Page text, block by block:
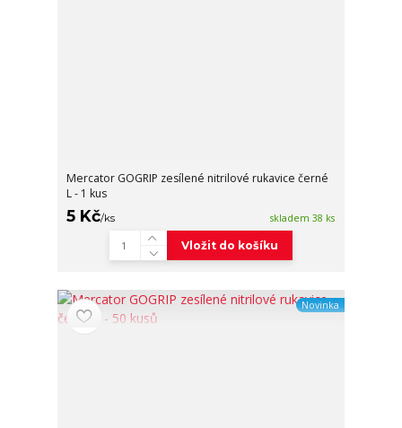
Mercator GOGRIP zesílené nitrilové rukavice černé
L - 1 kus
5 Kč/ks skladem 38 ks
Vložit do košíku
Novinka